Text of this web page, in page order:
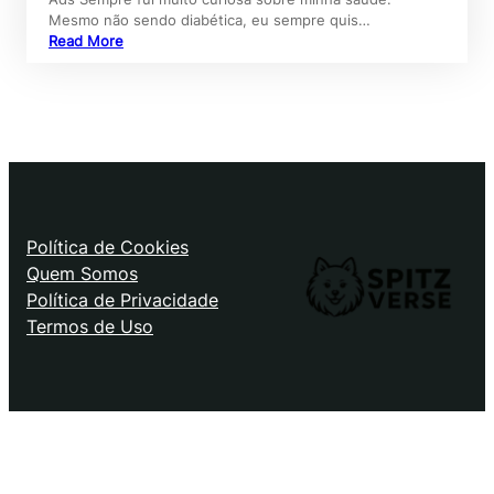
Mesmo não sendo diabética, eu sempre quis…
Read More
Política de Cookies
Quem Somos
Política de Privacidade
Termos de Uso